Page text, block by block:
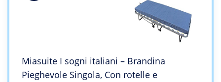
Miasuite I sogni italiani – Brandina
Pieghevole Singola, Con rotelle e